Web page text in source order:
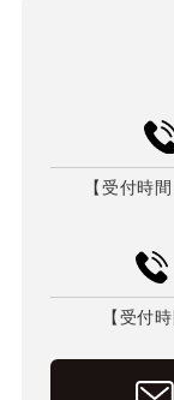
【受付時
【受付